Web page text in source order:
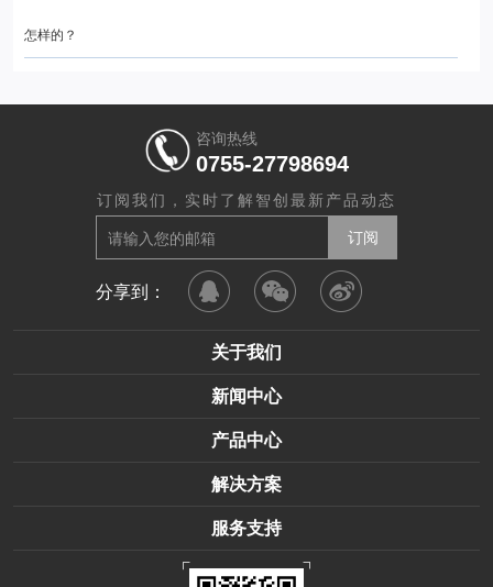
怎样的？
咨询热线
0755-27798694
订阅我们，实时了解智创最新产品动态
分享到：
关于我们
新闻中心
产品中心
解决方案
服务支持